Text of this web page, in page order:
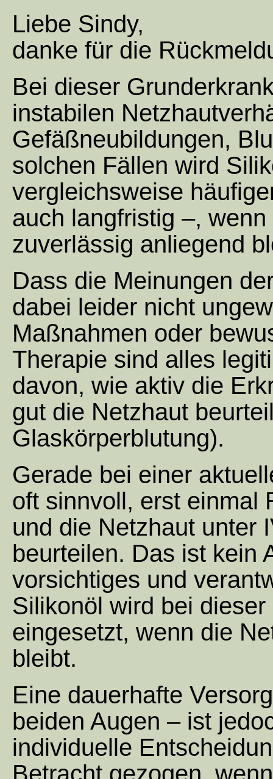
Liebe Sindy,
danke für die
Bei dieser
instabilen
Gefäßneubildungen,
solchen Fällen wird
vergleichsweise
auch langfristig –,
zuverlässig anliegend
Dass die Meinungen
dabei leider nicht
Maßnahmen oder
Therapie sind alles
davon, wie aktiv die
gut die Netzhaut
Glaskörperblutung).
Gerade bei einer
oft sinnvoll, erst einmal
und die Netzhaut unter
beurteilen. Das ist kein
vorsichtiges und
Silikonöl wird bei
eingesetzt, wenn die
bleibt.
Eine dauerhafte
beiden Augen – ist
individuelle